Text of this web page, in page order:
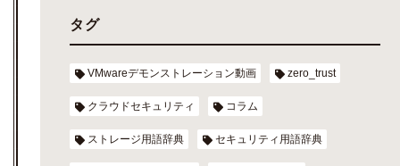
タグ
VMwareデモンストレーション動画 zero_trust
クラウドセキュリティ コラム
ストレージ用語辞典 セキュリティ用語辞典